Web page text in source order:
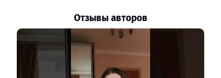
Отзывы авторов